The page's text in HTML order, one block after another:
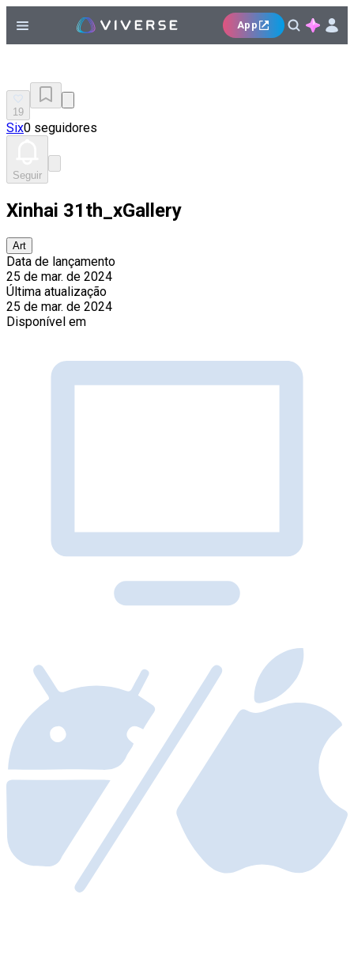
App
19
Six0 seguidores
Seguir
Xinhai 31th_xGallery
Art
Data de lançamento
25 de mar. de 2024
Última atualização
25 de mar. de 2024
Disponível em